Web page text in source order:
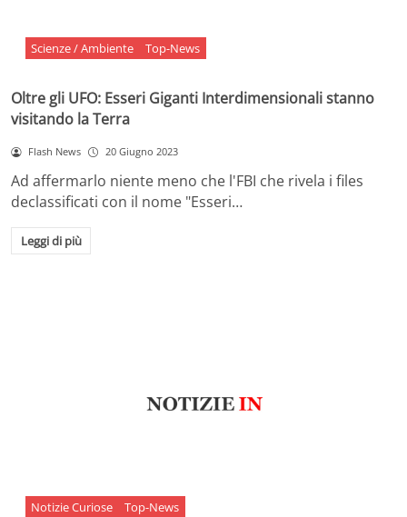
Scienze / Ambiente Top-News
Oltre gli UFO: Esseri Giganti Interdimensionali stanno
visitando la Terra
Flash News 20 Giugno 2023
Ad affermarlo niente meno che l'FBI che rivela i files
declassificati con il nome "Esseri…
Leggi di più
Notizie Curiose Top-News